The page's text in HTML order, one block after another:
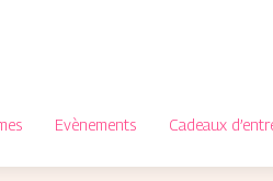
Evènements Cadeaux